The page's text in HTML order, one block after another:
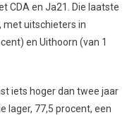
CDA en Ja21. Die laatste
met uitschieters in
en Uithoorn (van 1
iets hoger dan twee jaar
lager, 77,5 procent, een